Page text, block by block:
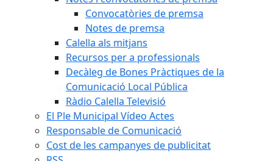
Convocatòries de premsa
Notes de premsa
Calella als mitjans
Recursos per a professionals
Decàleg de Bones Pràctiques de la
Comunicació Local Pública
Ràdio Calella Televisió
El Ple Municipal Vídeo Actes
Responsable de Comunicació
Cost de les campanyes de publicitat